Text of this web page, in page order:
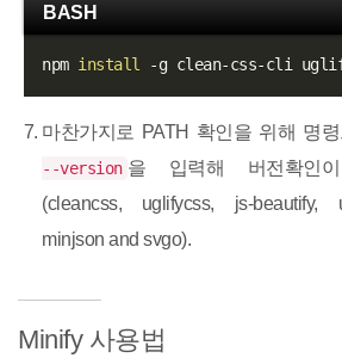
BASH
npm install
마찬가지로 PATH 확인을 위해 명령
--version 을 입력해 버전확인
(cleancss, uglifycss, js-beautify,
minjson and svgo).
Minify 사용법